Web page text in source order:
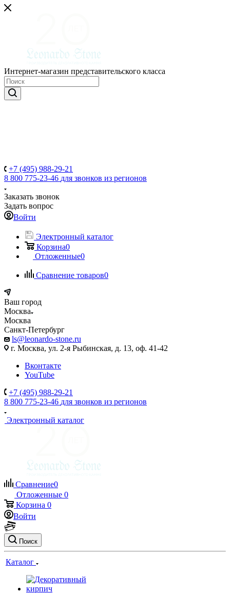
Интернет-магазин представительского класса
+7 (495) 988-29-21
8 800 775-23-46 для звонков из регионов
Заказать звонок
Задать вопрос
Войти
Электронный каталог
Корзина0
Отложенные0
Сравнение товаров0
Ваш город
Москва
Москва
Санкт-Петербург
ls@leonardo-stone.ru
г. Москва, ул. 2-я Рыбинская, д. 13, оф. 41-42
Вконтакте
YouTube
+7 (495) 988-29-21
8 800 775-23-46 для звонков из регионов
Электронный каталог
Сравнение0
Отложенные 0
Корзина 0
Войти
Поиск
Каталог